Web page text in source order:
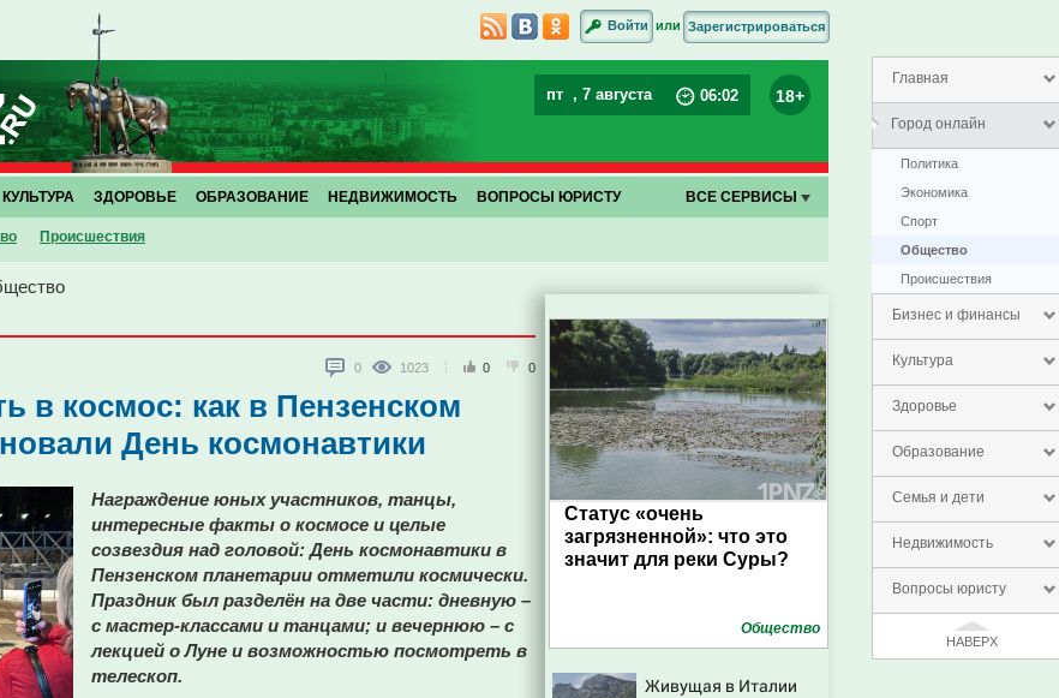
Главная
Город онлайн
Политика
Экономика
Спорт
Общество
Проиcшествия
Бизнес и финансы
Культура
Здоровье
Образование
Семья и дети
Недвижимость
Вопросы юристу
НАВЕРХ
Войти или Зарегистрироваться
пт , 7 августа 06:02 18+
Проиcшествия
КУЛЬТУРА ЗДОРОВЬЕ ОБРАЗОВАНИЕ НЕДВИЖИМОСТЬ ВОПРОСЫ ЮРИСТУ ВСЕ СЕРВИСЫ
0 1023 0 0
в космос: как в Пензенском
День космонавтики
Награждение юных участников, танцы,
интересные факты о космосе и целые
созвездия над головой: День космонавтики в
Пензенском планетарии отметили космически.
Праздник был разделён на две части: дневную –
с мастер-классами и танцами; и вечернюю – с
лекцией о Луне и возможностью посмотреть в
телескоп.
Статус «очень
загрязненной»: что это
значит для реки Суры?
Общество
Живущая в Италии